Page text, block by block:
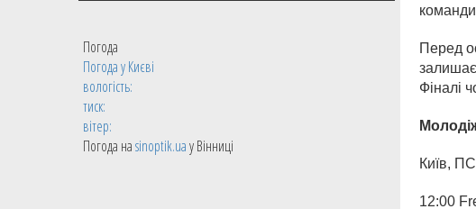
Погода
Погода уКиєві
вологість:
тиск:
вітер:
Погода наsinoptik.uaу Вінниці
Перед
Фіналі
Київ,
12:00